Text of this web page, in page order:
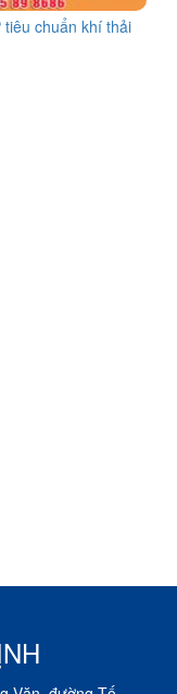
tiêu chuẩn khí thải